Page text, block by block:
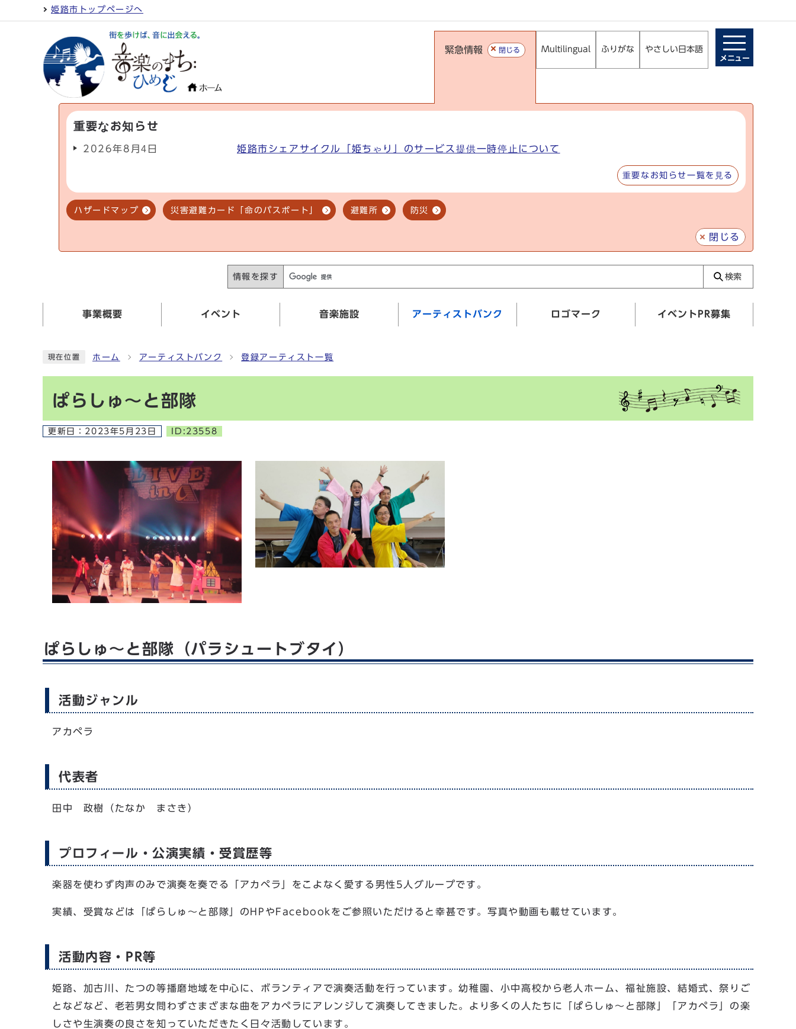
姫路市トップページへ
緊急情報 閉じる
重要なお知らせ
2026年8月4日 姫路市シェアサイクル「姫ちゃり」のサービス提供一時停止について
重要なお知らせ一覧を見る
ハザードマップ 災害避難カード「命のパスポート」 避難所 防災
閉じる
Multilingual ふりがな やさしい日本語
メニュー
情報を探す 検索
事業概要 イベント 音楽施設 アーティストバンク ロゴマーク イベントPR募集
現在位置 ホーム アーティストバンク 登録アーティスト一覧
ぱらしゅ～と部隊
更新日： 2023年5月23日 ID:23558
ぱらしゅ～と部隊（パラシュートブタイ）
活動ジャンル
アカペラ
代表者
田中 政樹（たなか まさき）
プロフィール・公演実績・受賞歴等
楽器を使わず肉声のみで演奏を奏でる「アカペラ」をこよなく愛する男性5人グループです。
実績、受賞などは「ぱらしゅ～と部隊」のHPやFacebookをご参照いただけると幸甚です。写真や動画も載せています。
活動内容・PR等
姫路、加古川、たつの等播磨地域を中心に、ボランティアで演奏活動を行っています。幼稚園、小中高校から老人ホーム、福祉施設、結婚式、祭りご
となどなど、老若男女問わずさまざまな曲をアカペラにアレンジして演奏してきました。より多くの人たちに「ぱらしゅ～と部隊」「アカペラ」の楽
しさや生演奏の良さを知っていただきたく日々活動しています。